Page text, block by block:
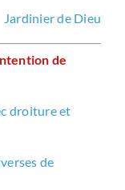
Jardinier de Dieu
de
droiture et
de